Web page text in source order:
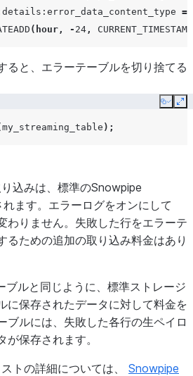
=
( hour , - 24 , CURRENT_TIMESTAMP
ると、エラーテーブルを切り捨てる
Copy
my_streaming_table );
込みは、標準のSnowpipe
ます。エラーログをオンにして
わりません。失敗した行をエラーテ
るための追加の取り込み料金はあり
ルと同じように、標準ストレージ
に保存されたデータに対して料金を
ブルには、失敗した各行の生ペイロ
保存されます。
トの詳細については、 Snowpipe